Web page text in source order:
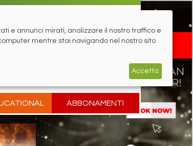
ABBONAMENTI
e annunci mirati, analizzare il nostro traffico e
mentre stai navigando nel nostro sito
Accetta